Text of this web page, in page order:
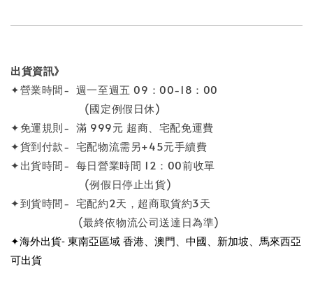
出貨資訊》
✦營業時間- 週一至週五 09：00-18：00
(國定例假日休)
✦免運規則- 滿 999元 超商、宅配免運費
✦貨到付款- 宅配物流需另+45元手續費
✦出貨時間- 每日營業時間 12：00前收單
(例假日停止出貨)
✦到貨時間- 宅配約2天，超商取貨約3天
(最終依物流公司送達日為準)
✦海外出貨- 東南亞區域 香港、澳門、中國、新加坡、馬來西亞
可出貨